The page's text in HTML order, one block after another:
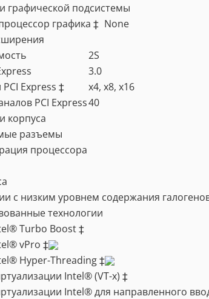
графической подсистемы
графика ‡ None
2S
3.0
Express ‡
x4, x8, x16
PCI Express40
корпуса
разъемы
процессора
с низким уровнем содержания
технологии
Turbo Boost ‡
vPro ‡
Hyper-Threading ‡
Intel® (VT-x) ‡
Intel® для направленного